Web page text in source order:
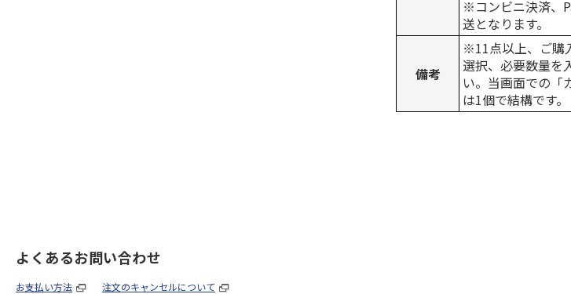
※コンビニ決済、
送となります。
備考
※11点以上、ご購
選択、必要数量を
い。当画面での「
は1個で結構です。
よくあるお問い合わせ
お支払い方法 注文のキャンセルについて